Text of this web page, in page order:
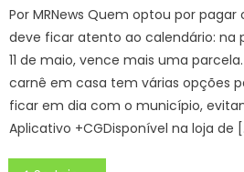
Por MRNews Quem optou por pagar
deve ficar atento ao calendário: na
11 de maio, vence mais uma
carnê em casa tem várias opções
ficar em dia com o município,
Aplicativo +CGDisponível na loja de